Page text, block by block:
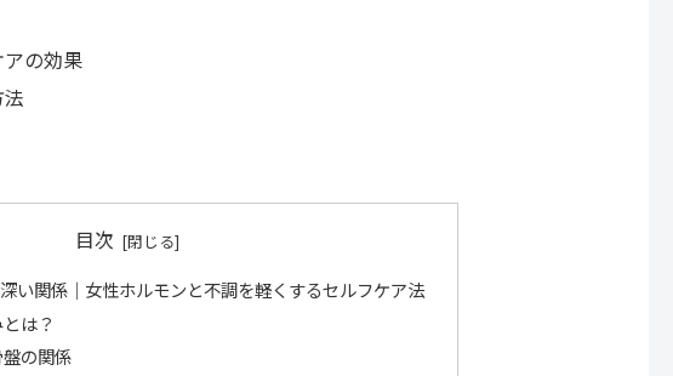
の効果
目次
い関係｜女性ホルモンと不調を軽くするセルフケア法
は？
の関係